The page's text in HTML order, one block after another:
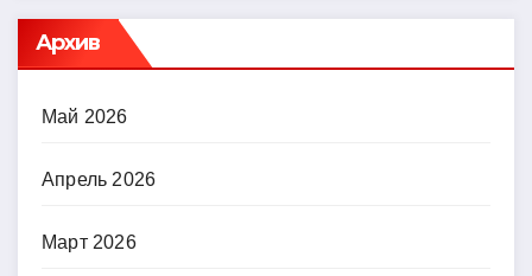
Архив
Май 2026
Апрель 2026
Март 2026